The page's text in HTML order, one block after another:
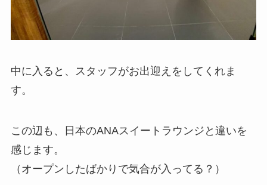
中に入ると、スタッフがお出迎えをしてくれま
す。
この辺も、日本のANAスイートラウンジと違いを
感じます。
（オープンしたばかりで気合が入ってる？）